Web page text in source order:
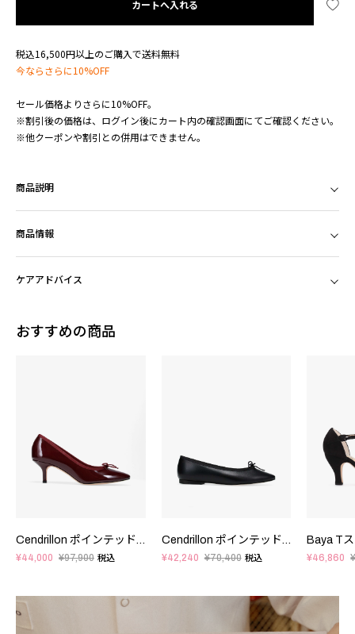
カートへ入れる
税込16,500円以上のご購入で送料無料
今ならさらに10%OFF
セール価格よりさらに10%OFF。
※割引後の価格は、ログイン後にカート内の確認画面にてご確認ください。
※他クーポンや割引との併用はできません。
商品説明
商品情報
ケアアドバイス
おすすめの商品
Cendrillon ポインテッドトゥ パンプス - FRサイズ
¥44,000 ¥97,900 税込
Cendrillon ポインテッドトゥ バレエフラット - FRサイズ
¥42,240 ¥70,400 税込 ¥46,860